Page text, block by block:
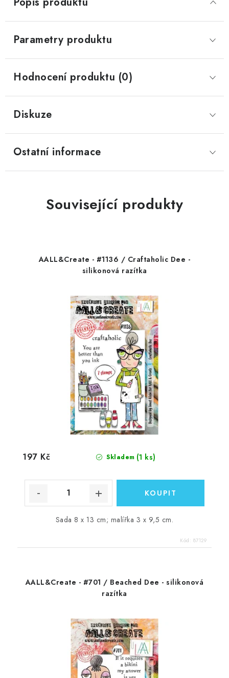
Parametry produktu
Hodnocení produktu (0)
Diskuze
Ostatní informace
Související produkty
AALL&Create - #1136 / Craftaholic Dee -
silikonová razítka
Skladem (1 ks)
197 Kč
Sada 8 x 13 cm; malířka 3 x 9,5 cm.
Kód: 87129
AALL&Create - #701 / Beached Dee - silikonová
razítka